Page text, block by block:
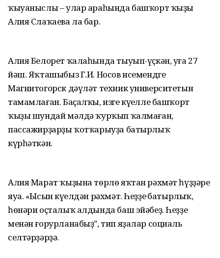
ҡыуаныслы – улар араһында башҡорт ҡыҙы
Алия Слаҡаева ла бар.
Алия Белорет ҡалаһында тыуып-үҫкән, уға 27
йәш. Яҡташыбыз Г.И. Носов исемендге
Магнитогорск дәүләт техник университетын
тамамлаған. Баҫалҡы, изге күңелле башҡорт
ҡыҙы шундай мәлдә ҡурҡып ҡалмаған,
пассажирҙарҙы ҡотҡарыуҙа батырлыҡ
күрһәткән.
Алия Марат ҡыҙына төрлө яҡтан рәхмәт һүҙҙәре
яуа. «Ысын күңелдән рәхмәт. Һеҙҙең батырлыҡ,
һөнәри оҫталыҡ алдында баш эйәбеҙ. Һеҙҙең
менән ғорурланабыҙ", тип яҙалар социаль
селтәрҙәрҙә.